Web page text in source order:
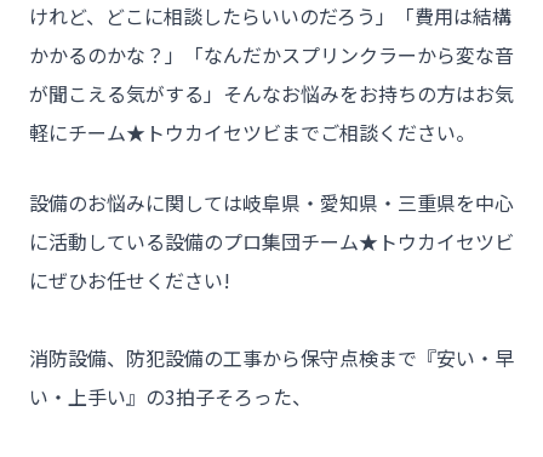
チーム★トウカイセツビ
- トウカイセツビについて
- トウカイセツビが選ばれる理由
- 不動産管理会社様・アパートマンションオーナー様
- 工事業者様
けれど、どこに相談したらいいのだろう」「費用は結構
かかるのかな？」「なんだかスプリンクラーから変な音
が聞こえる気がする」そんなお悩みをお持ちの方はお気
軽にチーム★トウカイセツビまでご相談ください。
設備のお悩みに関しては岐阜県・愛知県・三重県を中心
に活動している設備のプロ集団チーム★トウカイセツビ
にぜひお任せください!
消防設備、防犯設備の工事から保守点検まで『安い・早
い・上手い』の3拍子そろった、